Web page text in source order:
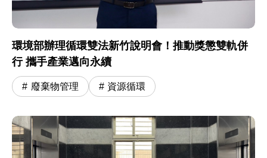
環境部辦理循環雙法新竹說明會！推動獎懲雙軌併
行 攜手產業邁向永續
廢棄物管理 資源循環